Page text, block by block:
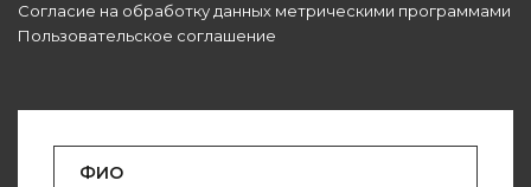
Согласие на обработку данных метрическими программами
Пользовательское соглашение